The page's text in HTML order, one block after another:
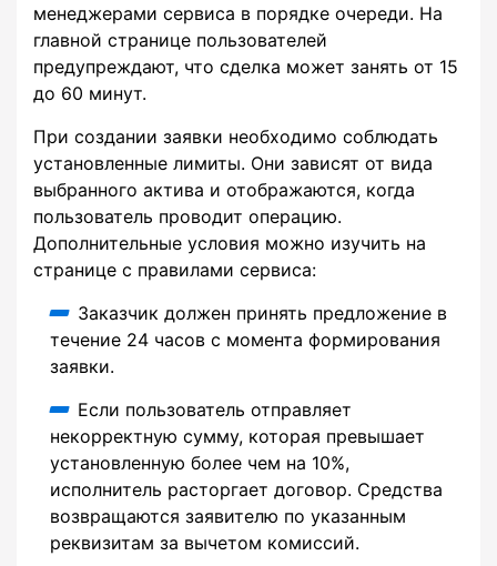
менеджерами сервиса в порядке очереди. На
главной странице пользователей
предупреждают, что сделка может занять от 15
до 60 минут.
При создании заявки необходимо соблюдать
установленные лимиты. Они зависят от вида
выбранного актива и отображаются, когда
пользователь проводит операцию.
Дополнительные условия можно изучить на
странице с правилами сервиса:
Заказчик должен принять предложение в
течение 24 часов с момента формирования
заявки.
Если пользователь отправляет
некорректную сумму, которая превышает
установленную более чем на 10%,
исполнитель расторгает договор. Средства
возвращаются заявителю по указанным
реквизитам за вычетом комиссий.